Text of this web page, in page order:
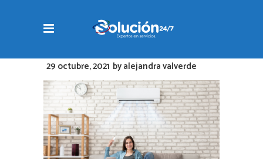
29 octubre, 2021 byalejandra valverde